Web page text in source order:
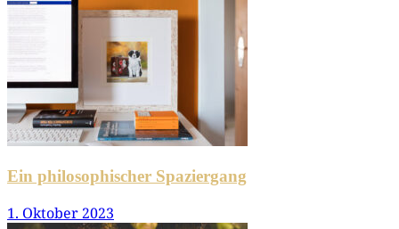
Ein philosophischer Spaziergang
1. Oktober 2023